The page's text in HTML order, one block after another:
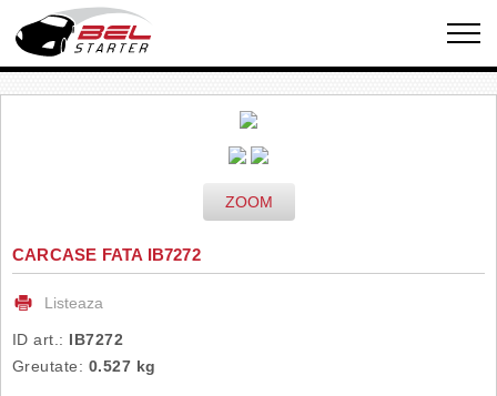
ZOOM
CARCASE FATA IB7272
Listeaza
ID art.: IB7272
Greutate: 0.527 kg